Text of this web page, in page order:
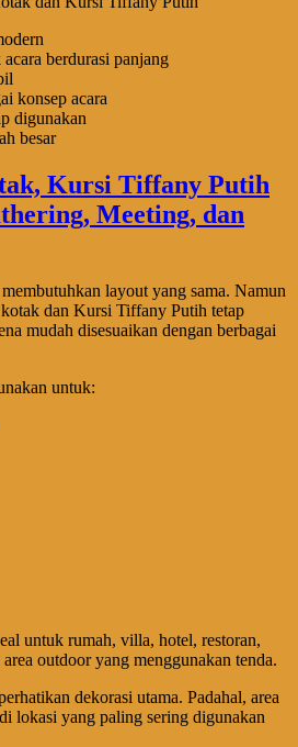
berdurasi panjang
konsep acara
digunakan
besar
layout yang sama. Namun
dan Kursi Tiffany Putih tetap
mudah disesuaikan dengan berbagai
untuk:
untuk rumah, villa, hotel, restoran,
outdoor yang menggunakan tenda.
dekorasi utama. Padahal, area
lokasi yang paling sering digunakan